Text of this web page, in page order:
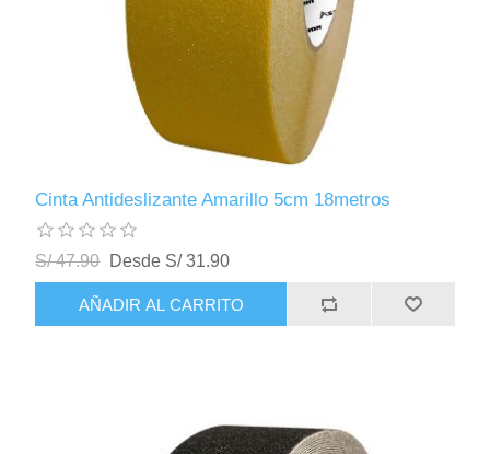
Cinta Antideslizante Amarillo 5cm 18metros
S/ 47.90 Desde S/ 31.90
AÑADIR AL CARRITO